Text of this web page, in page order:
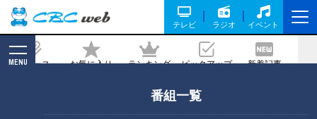
テレビ ラジオ イベント
ニュース お気に入り ランキング ピックアップ 新着記事
MENU
番組一覧